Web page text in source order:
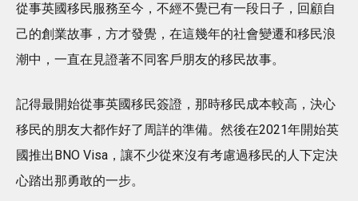
從事英國移民服務至今，不經不覺已有一段日子，回顧自
己的創業故事，方才發覺，在這幾年的社會變遷和移民浪
潮中，一直在見證著不同客戶朋友的移民故事。
記得最開始從事英國移民簽證，那時移民成本較高，決心
移民的朋友大都作好了周詳的準備。然後在2021年開始英
國推出BNO Visa，讓不少從來沒有考慮過移民的人下定決
心踏出那勇敢的一步。